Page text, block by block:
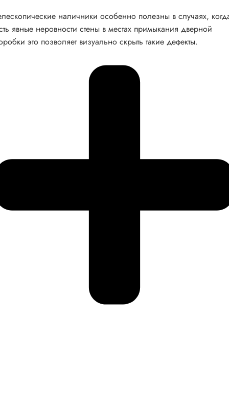
наличники особенно полезны в случаях,
явные неровности стены в местах примыкания дверной
это позволяет визуально скрыть такие дефекты.